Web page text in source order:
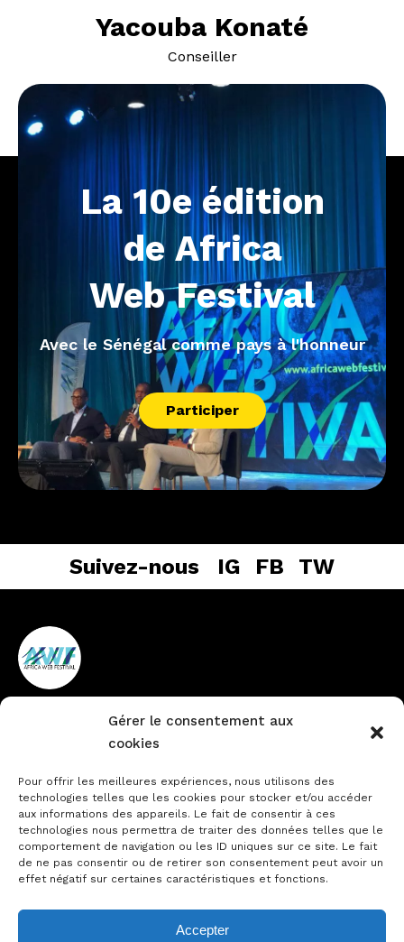
Gérer le consentement aux
cookies
Pour offrir les meilleures expériences, nous utilisons des
technologies telles que les cookies pour stocker et/ou accéder
aux informations des appareils. Le fait de consentir à ces
technologies nous permettra de traiter des données telles que le
comportement de navigation ou les ID uniques sur ce site. Le fait
de ne pas consentir ou de retirer son consentement peut avoir un
effet négatif sur certaines caractéristiques et fonctions.
Accepter
Yacouba Konaté
Conseiller
La 10e édition
de Africa
Web Festival
Avec le Sénégal comme pays à l'honneur
Participer
Suivez-nous IG FB TW
Vieux Cocody non loin de la
Technique
Contactez-nous
Notre actualité